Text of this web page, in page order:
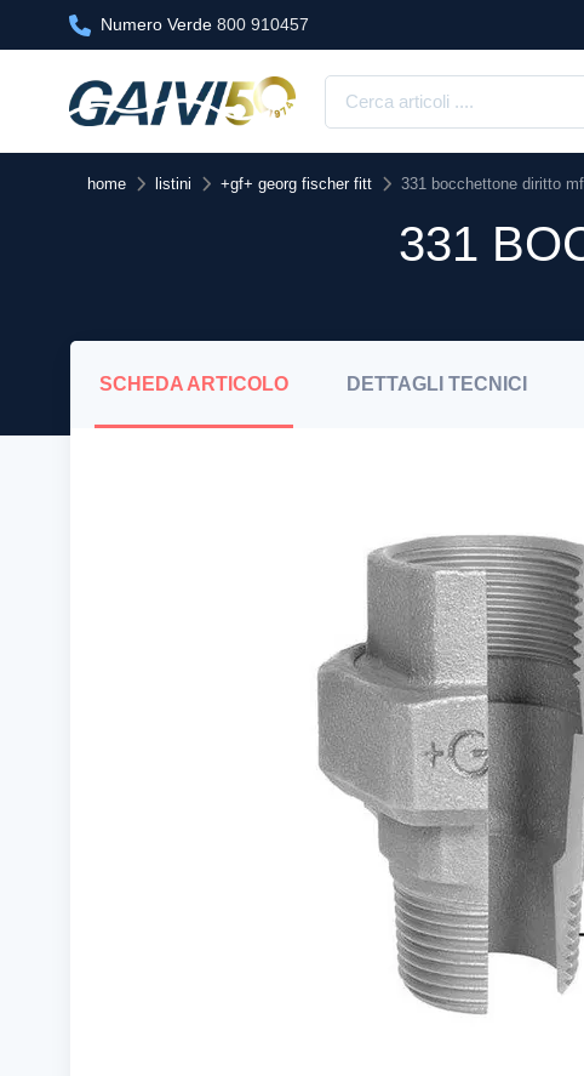
Numero Verde 800 910457
home listini +gf+ georg fischer fitt 331 bocchettone diritto
331
SCHEDA ARTICOLO DETTAGLI TECNICI